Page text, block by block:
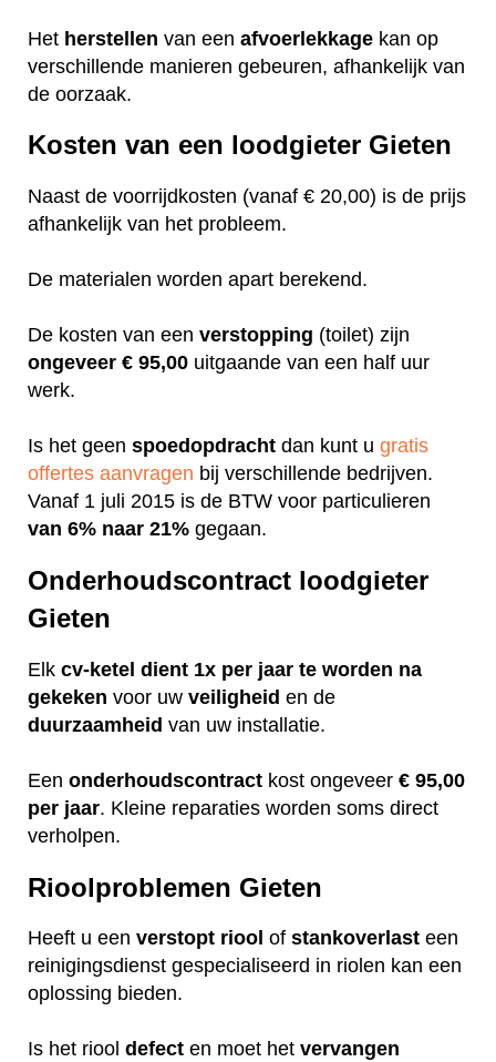
Het herstellen van een afvoerlekkage kan op
verschillende manieren gebeuren, afhankelijk van
de oorzaak.
Kosten van een loodgieter Gieten
Naast de voorrijdkosten (vanaf € 20,00) is de prijs
afhankelijk van het probleem.
De materialen worden apart berekend.
De kosten van een verstopping (toilet) zijn
ongeveer € 95,00 uitgaande van een half uur
werk.
Is het geen spoedopdracht dan kunt u gratis
offertes aanvragen bij verschillende bedrijven.
Vanaf 1 juli 2015 is de BTW voor particulieren
van 6% naar 21% gegaan.
Onderhoudscontract loodgieter
Gieten
Elk cv-ketel dient 1x per jaar te worden na
gekeken voor uw veiligheid en de
duurzaamheid van uw installatie.
Een onderhoudscontract kost ongeveer € 95,00
per jaar. Kleine reparaties worden soms direct
verholpen.
Rioolproblemen Gieten
Heeft u een verstopt riool of stankoverlast een
reinigingsdienst gespecialiseerd in riolen kan een
oplossing bieden.
Is het riool defect en moet het vervangen